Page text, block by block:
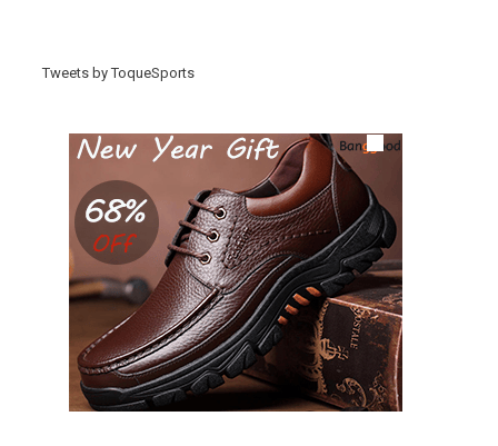
Tweets by ToqueSports